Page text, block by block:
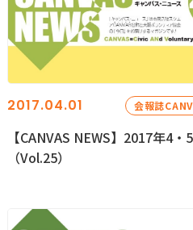
2017.04.01 会報誌
【CANVAS NEWS】2017年4・
（Vol.25）